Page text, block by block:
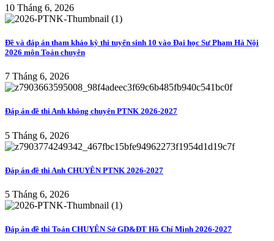
10 Tháng 6, 2026
Đề và đáp án tham khảo kỳ thi tuyển sinh 10 vào Đại học Sư Phạm Hà Nội
2026 môn Toán chuyên
7 Tháng 6, 2026
Đáp án đề thi Anh không chuyên PTNK 2026-2027
5 Tháng 6, 2026
Đáp án đề thi Anh CHUYÊN PTNK 2026-2027
5 Tháng 6, 2026
Đáp án đề thi Toán CHUYÊN Sở GD&ĐT Hồ Chí Minh 2026-2027